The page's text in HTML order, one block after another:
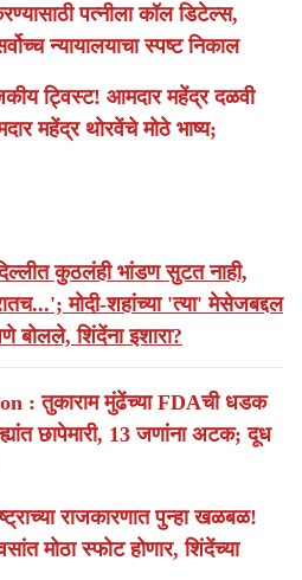
पत्नीला कॉल डिटेल्स,
न्यायालयाचा स्पष्ट निकाल
ट्विस्ट! आमदार महेंद्र दळवी
महेंद्र थोरवेंचे मोठे भाष्य;
कुठलंही भांडण सुटत नाही,
मोदी-शहांच्या 'त्या' मेसेजबद्दल
बोलले, शिंदेंना इशारा?
: तुकाराम मुंढेंच्या FDAची धडक
छापेमारी, 13 जणांना अटक; दूध
राजकारणात पुन्हा खळबळ!
मोठा स्फोट होणार, शिंदेंच्या